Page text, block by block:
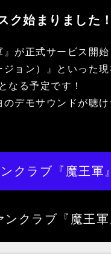
ク始まりました！
が正式サービス開始
ョン）』といった
なる予定です！
デモサウンドが聴
クラブ『魔王軍』